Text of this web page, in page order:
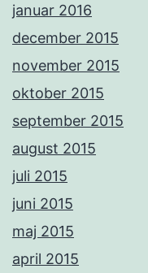
januar 2016
december 2015
november 2015
oktober 2015
september 2015
august 2015
juli 2015
juni 2015
maj 2015
april 2015